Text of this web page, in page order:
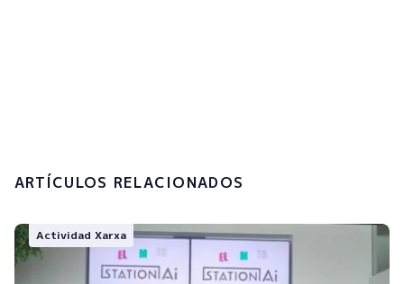
ARTÍCULOS RELACIONADOS
Actividad Xarxa